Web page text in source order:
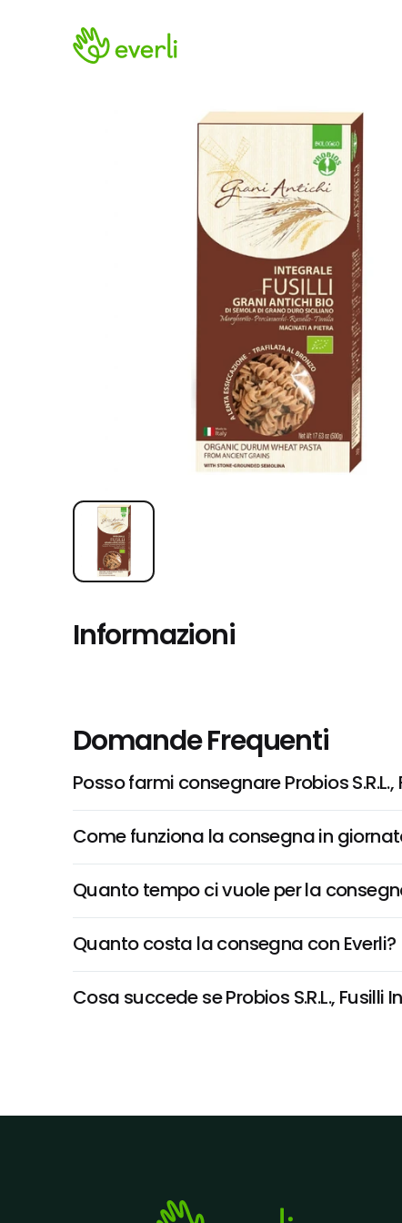
Informazioni
Domande Frequenti
Posso farmi consegnare Probios
Come funziona la consegna in
Quanto tempo ci vuole per la
Quanto costa la consegna con Everli?
Cosa succede se Probios S.R.L.,